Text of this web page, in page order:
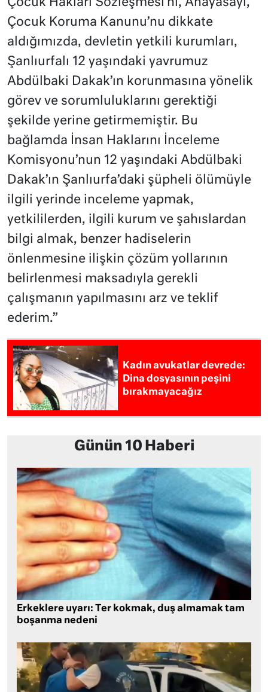
Çocuk Hakları Sözleşmesi’ni, Anayasayı,
Çocuk Koruma Kanunu’nu dikkate
aldığımızda, devletin yetkili kurumları,
Şanlıurfalı 12 yaşındaki yavrumuz
Abdülbaki Dakak’ın korunmasına yönelik
görev ve sorumluluklarını gerektiği
şekilde yerine getirmemiştir. Bu
bağlamda İnsan Haklarını İnceleme
Komisyonu’nun 12 yaşındaki Abdülbaki
Dakak’ın Şanlıurfa’daki şüpheli ölümüyle
ilgili yerinde inceleme yapmak,
yetkililerden, ilgili kurum ve şahıslardan
bilgi almak, benzer hadiselerin
önlenmesine ilişkin çözüm yollarının
belirlenmesi maksadıyla gerekli
çalışmanın yapılmasını arz ve teklif
ederim.”
Kadın avukatlar devrede:
Dina dosyasının peşini
bırakmayacağız
Günün 10 Haberi
Erkeklere uyarı: Ter kokmak, duş almamak tam
boşanma nedeni